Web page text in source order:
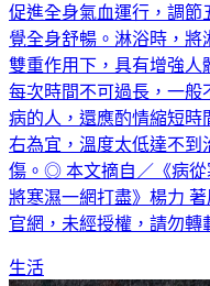
促進全身氣血運行，調節
覺全身舒暢。淋浴時，將
雙重作用下，具有增強人
每次時間不可過長，一般
病的人，還應酌情縮短時
右為宜，溫度太低達不到
傷。◎ 本文摘自／《病從
將寒濕一網打盡》楊力
官網，未經授權，請勿轉
生活